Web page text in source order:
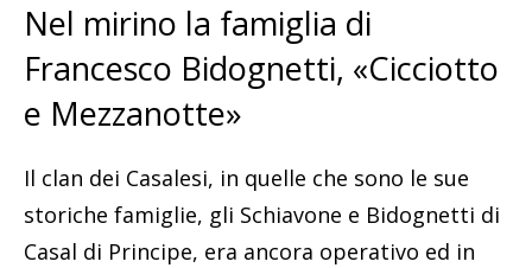
Nel mirino la famiglia di
Francesco Bidognetti, «Cicciotto
e Mezzanotte»
Il clan dei Casalesi, in quelle che sono le sue
storiche famiglie, gli Schiavone e Bidognetti di
Casal di Principe, era ancora operativo ed in